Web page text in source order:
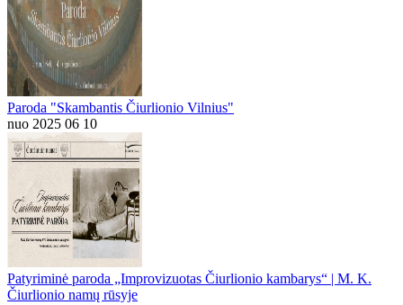
Paroda "Skambantis Čiurlionio Vilnius"
nuo 2025 06 10
Patyriminė paroda „Improvizuotas Čiurlionio kambarys“ | M. K.
Čiurlionio namų rūsyje